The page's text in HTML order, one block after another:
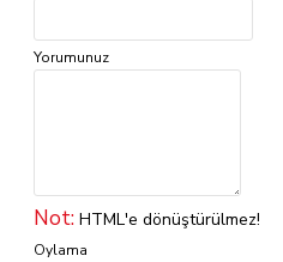
Yorumunuz
Not: HTML'e dönüştürülmez!
Oylama